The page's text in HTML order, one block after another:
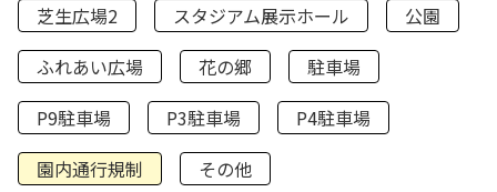
芝生広場2
スタジアム展示ホール
公園
ふれあい広場
花の郷
駐車場
P9駐車場
P3駐車場
P4駐車場
園内通行規制
その他